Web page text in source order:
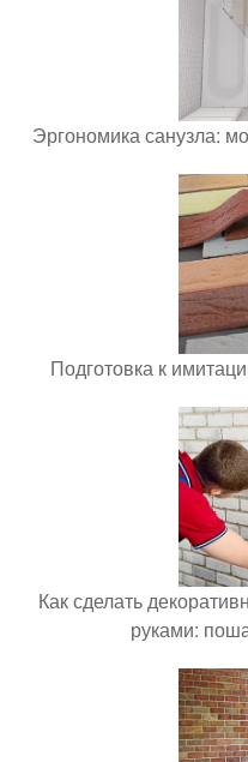
Эргономика санузла:
Подготовка к
Как сделать
руками: